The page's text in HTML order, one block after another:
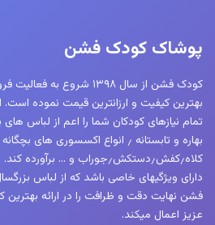
پوشاک کودک فشن
کودک فشن از سال ۱۳۹۸ شروع
بهترین کیفیت و ارزانترین قیمت نموده
بهاره و تابستانه ٫ انواع اکسسوری های
کلاه٫کفش٫دستکش٫جوراب و …
دارای ویژگیهای خاصی باشد که از لباس
فشن نهایت دقت و ظرافت را در ارائه بهترین
عزیز اعمال میکند.